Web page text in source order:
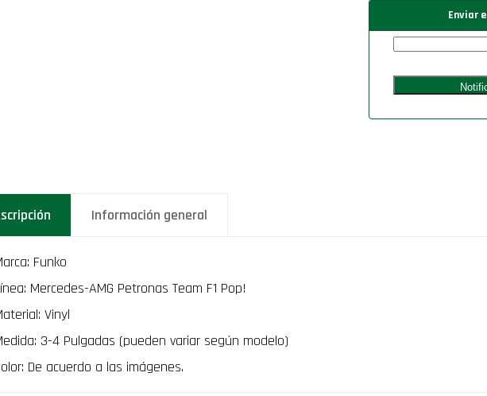
Enviar
Información general
Funko
Mercedes-AMG Petronas Team F1 Pop!
Vinyl
3-4 Pulgadas (pueden variar según modelo)
De acuerdo a las imágenes.